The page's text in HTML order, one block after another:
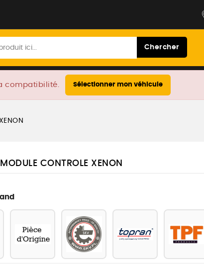
Chercher
compatibilité. Sélectionner mon véhicule
CONTROLE XENON